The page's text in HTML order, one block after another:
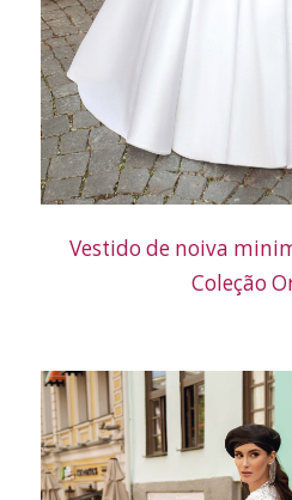
Vestido de noiva
Coleção